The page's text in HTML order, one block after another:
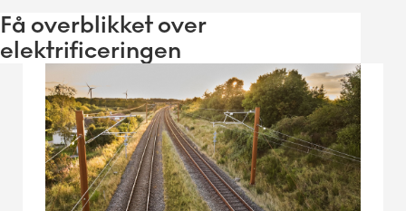
Få overblikket over
elektrificeringen